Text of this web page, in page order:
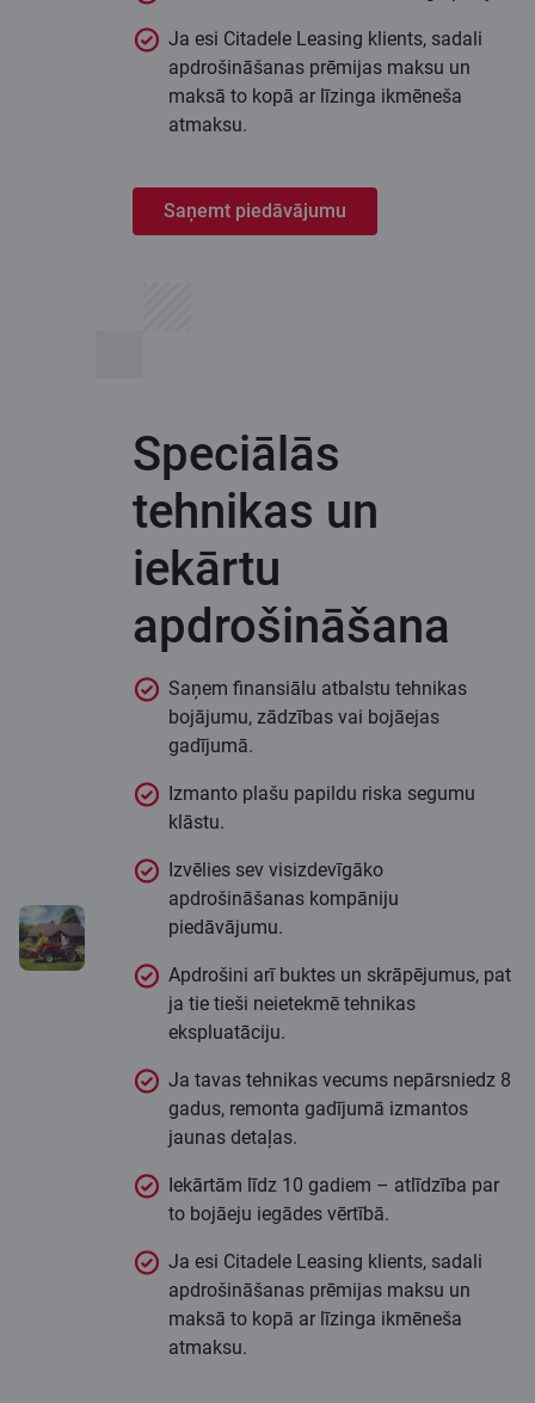
Ja esi Citadele Leasing klients, sadali
apdrošināšanas prēmijas maksu un
maksā to kopā ar līzinga ikmēneša
atmaksu.
Saņemt piedāvājumu
Speciālās
tehnikas un
iekārtu
apdrošināšana
Saņem finansiālu atbalstu tehnikas
bojājumu, zādzības vai bojāejas
gadījumā.
Izmanto plašu papildu riska segumu
klāstu.
Izvēlies sev visizdevīgāko
apdrošināšanas kompāniju
piedāvājumu.
Apdrošini arī buktes un skrāpējumus, pat
ja tie tieši neietekmē tehnikas
ekspluatāciju.
Ja tavas tehnikas vecums nepārsniedz 8
gadus, remonta gadījumā izmantos
jaunas detaļas.
Iekārtām līdz 10 gadiem – atlīdzība par
to bojāeju iegādes vērtībā.
Ja esi Citadele Leasing klients, sadali
apdrošināšanas prēmijas maksu un
maksā to kopā ar līzinga ikmēneša
atmaksu.